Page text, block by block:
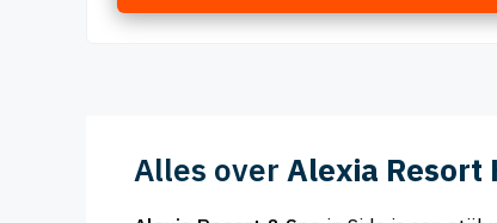
Alles over Alexia Resort